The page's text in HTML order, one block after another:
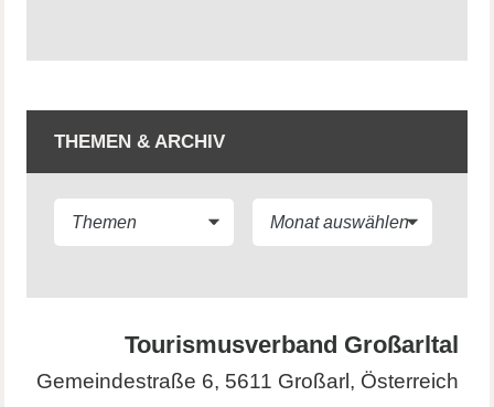
THEMEN & ARCHIV
Tourismusverband Großarltal
Gemeindestraße 6, 5611 Großarl, Österreich